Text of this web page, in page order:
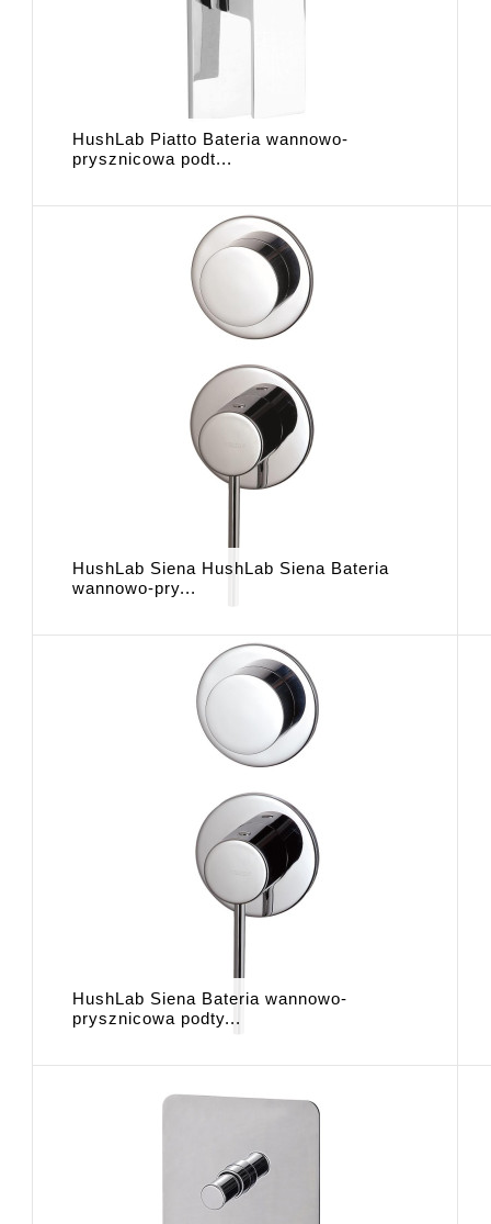
HushLab Piatto Bateria wannowo-
prysznicowa podt...
HushLab Siena HushLab Siena Bateria
wannowo-pry...
HushLab Siena Bateria wannowo-
prysznicowa podty...